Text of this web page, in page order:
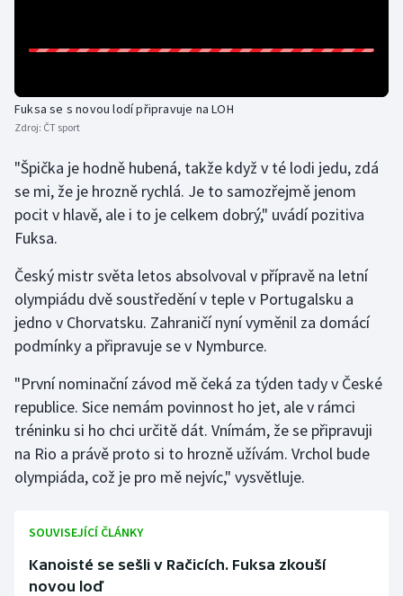
Golf
Gymnastika
Házená
Jezdectví
Judo
Krasobruslení
Lezení
Lyže a snowboard
Moderní pětiboj
Motorsport
Olympijské hry
Parasport
Plavání
Fuksa se s novou lodí připravuje na LOH
Zdroj: ČT sport
"Špička je hodně hubená, takže když v té lodi jedu, zdá
se mi, že je hrozně rychlá. Je to samozřejmě jenom
pocit v hlavě, ale i to je celkem dobrý," uvádí pozitiva
Fuksa.
Český mistr světa letos absolvoval v přípravě na letní
olympiádu dvě soustředění v teple v Portugalsku a
jedno v Chorvatsku. Zahraničí nyní vyměnil za domácí
podmínky a připravuje se v Nymburce.
"První nominační závod mě čeká za týden tady v České
republice. Sice nemám povinnost ho jet, ale v rámci
tréninku si ho chci určitě dát. Vnímám, že se připravuji
na Rio a právě proto si to hrozně užívám. Vrchol bude
olympiáda, což je pro mě nejvíc," vysvětluje.
SOUVISEJÍCÍ ČLÁNKY
Kanoisté se sešli v Račicích. Fuksa zkouší
novou loď